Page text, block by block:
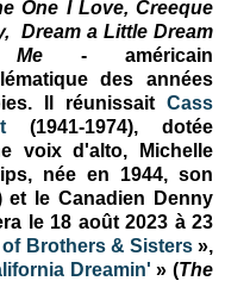
One I Love, Creeque
Dream a Little Dream
-américain
des années
Il réunissait Cass
(1941-1974), dotée
voix d'alto, Michelle
née en 1944, son
et le Canadien Denny
le 18 août 2023 à 23
Brothers & Sisters»,
Dreamin' » (The